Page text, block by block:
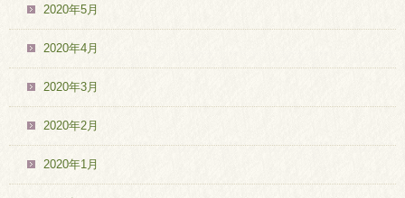
2020年5月
2020年4月
2020年3月
2020年2月
2020年1月